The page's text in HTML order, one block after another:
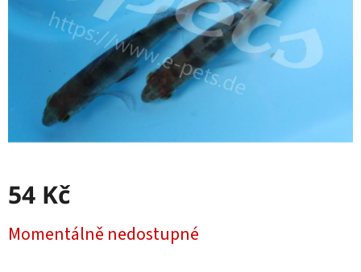
54 Kč
cena:
Momentálně nedostupné